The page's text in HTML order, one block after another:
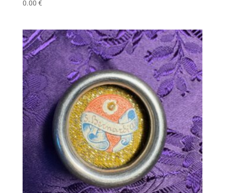
0.00 €